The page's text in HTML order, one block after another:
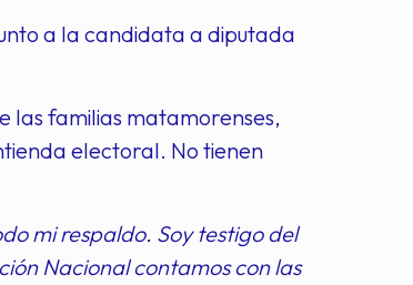
a la candidata a diputada
las familias matamorenses,
electoral. No tienen
mi respaldo. Soy testigo del
Nacional contamos con las